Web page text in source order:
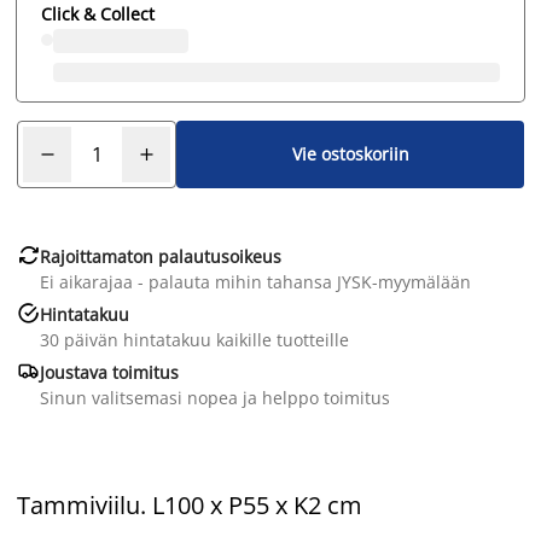
Click & Collect
Vie ostoskoriin
Rajoittamaton palautusoikeus
Ei aikarajaa - palauta mihin tahansa JYSK-myymälään
Hintatakuu
30 päivän hintatakuu kaikille tuotteille
Joustava toimitus
Sinun valitsemasi nopea ja helppo toimitus
Tammiviilu. L100 x P55 x K2 cm